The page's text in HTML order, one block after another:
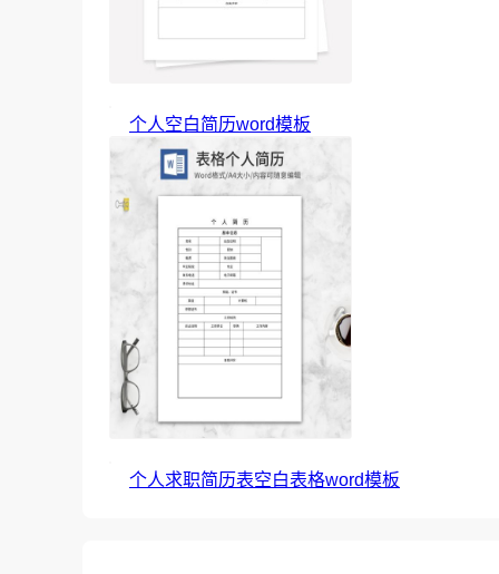
个人空白简历word模板
个人求职简历表空白表格word模板